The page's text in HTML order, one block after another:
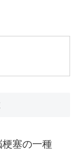
塞の一種